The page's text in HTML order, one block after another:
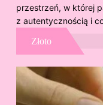
przestrzeń, w której
z autentycznością i
Złoto